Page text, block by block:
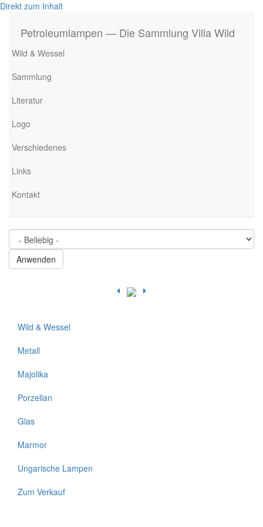
Direkt zum Inhalt
Petroleumlampen — Die Sammlung Villa Wild
Wild & Wessel
Sammlung
Literatur
Logo
Verschiedenes
Links
Kontakt
Wild & Wessel
Metall
Majolika
Porzellan
Glas
Marmor
Ungarische Lampen
Zum Verkauf